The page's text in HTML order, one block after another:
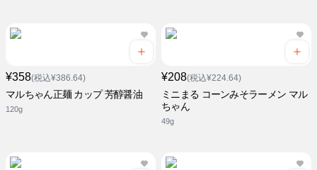
¥358(税込¥386.64)
マルちゃん正麺 カップ 芳醇醤油
120g
¥208(税込¥224.64)
ミニまる コーンみそラーメン マル
ちゃん
49g